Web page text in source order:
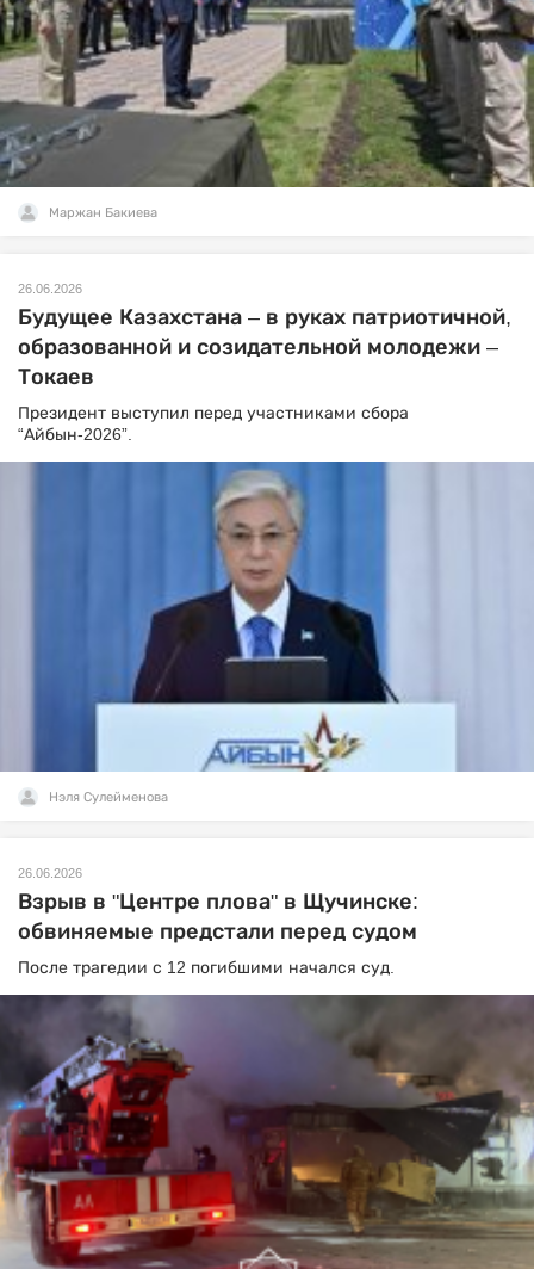
Маржан Бакиева
26.06.2026
Будущее Казахстана – в руках патриотичной,
образованной и созидательной молодежи –
Токаев
Президент выступил перед участниками сбора
“Айбын-2026”.
Нэля Сулейменова
26.06.2026
Взрыв в "Центре плова" в Щучинске:
обвиняемые предстали перед судом
После трагедии с 12 погибшими начался суд.